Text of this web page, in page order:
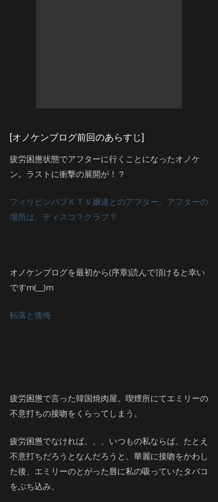
[オノケンブログ前回のあらすじ]
疲労困憊状態でアフターに行くことになったオノケ
ン。ラストに衝撃の展開が！？
フィリピンパブＫＴＶ嬢達とのアフター。アフターの
場所は、ディスコ？クラブ？
オノケンブログを最初から(序章)読んで頂けると幸い
ですm(__)m
転落と後悔
疲労困憊で言った韓国焼肉屋。喫煙所にてエミリーの
不意打ちの接吻をくらってしまう。
疲労困憊でなければ、、、いつもの私ならば、たとえ
不意打ちだろうとなんだろうと、華麗に接吻をかわし
た後、エミリーのとがった唇に私の吸っていたタバコ
をぶち込み、